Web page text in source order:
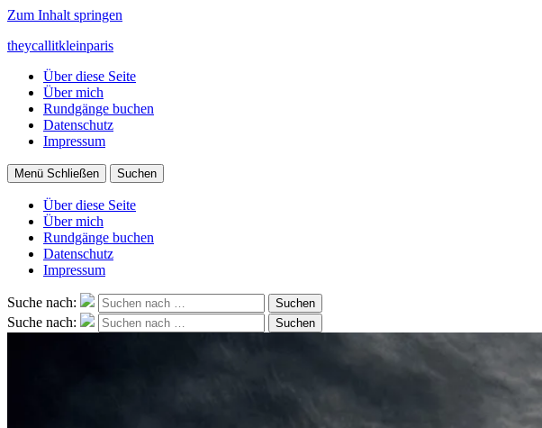
Zum Inhalt springen
theycallitkleinparis
Über diese Seite
Über mich
Rundgänge buchen
Datenschutz
Impressum
Menü Schließen Suchen
Über diese Seite
Über mich
Rundgänge buchen
Datenschutz
Impressum
Suche nach: Suchen
Suche nach: Suchen